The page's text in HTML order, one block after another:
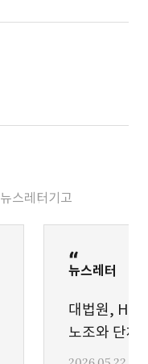
뉴스레터 기고
뉴스레터
대법원, H중
노조와 단체
확인